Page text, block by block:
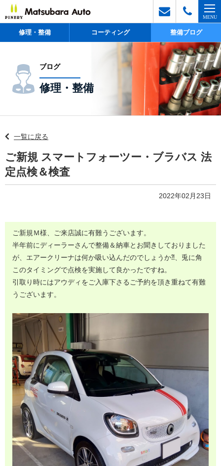
修理・整備 コーティング 整備ブログ
ブログ
修理・整備
一覧に戻る
ご新規 スマートフォーツー・ブラバス 法
定点検＆検査
2022年02月23日
ご新規Ｍ様、ご来店誠に有難うございます。
半年前にディーラーさんで整備＆納車とお聞きしておりました
が、エアークリーナは何か吸い込んだのでしょうか⁈、兎に角
このタイミングで点検を実施して良かったですね。
引取り時にはアウディをご入庫下さるご予約を頂き重ねて有難
うございます。